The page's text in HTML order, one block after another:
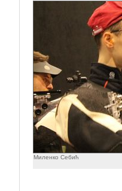
Миленко Себић